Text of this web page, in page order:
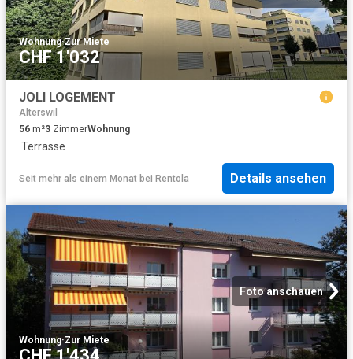
Wohnung·Zur Miete
CHF 1'032
JOLI LOGEMENT
Alterswil
56 m²3 ZimmerWohnung
·Terrasse
Seit mehr als einem Monat bei Rentola Details ansehen
Foto anschauen
Wohnung·Zur Miete